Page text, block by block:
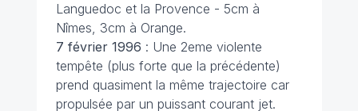
Languedoc et la Provence - 5cm à
Nîmes, 3cm à Orange.
7 février 1996 : Une 2eme violente
tempête (plus forte que la précédente)
prend quasiment la même trajectoire car
propulsée par un puissant courant jet.